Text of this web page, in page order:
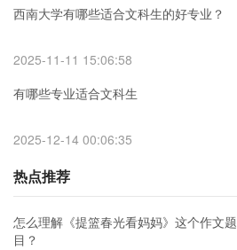
西南大学有哪些适合文科生的好专业？
2025-11-11 15:06:58
有哪些专业适合文科生
2025-12-14 00:06:35
热点推荐
怎么理解《提篮春光看妈妈》这个作文题
目？